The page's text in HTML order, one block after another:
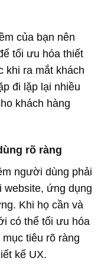
của bạn nên
tối ưu hóa thiết
khi ra mắt khách
đi lặp lại nhiều
khách hàng
rõ ràng
người dùng phải
website, ứng dụng
Khi họ cần và
có thể tối ưu hóa
tiêu rõ ràng
kế UX.